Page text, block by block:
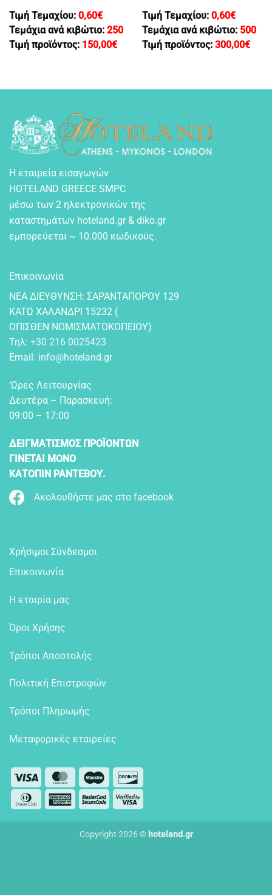
Τιμή Τεμαχίου: 0,60€
Τεμάχια ανά κιβώτιο: 250
Τιμή προϊόντος: 150,00€
Τιμή Τεμαχίου: 0,60€
Τεμάχια ανά κιβώτιο: 500
Τιμή προϊόντος: 300,00€
Η εταιρεία εισαγωγών
HOTELAND GREECE SMPC
μέσω των 2 ηλεκτρονικών της
καταστημάτων hoteland.gr & diko.gr
εμπορεύεται ~ 10.000 κωδικούς.
Επικοινωνία
NEA ΔIEYΘYNΣH: ΣAPANTAΠOPOY 129
KATΩ XAΛANΔPI 15232 (
OΠIΣΘEN NOMIΣMATOKOΠEIOY)
Τηλ: +30 216 0025423
Email: info@hoteland.gr
‘Ωρες Λειτουργίας
Δευτέρα – Παρασκευή:
09:00 – 17:00
ΔΕΙΓΜΑΤΙΣΜΟΣ ΠΡΟΪΟΝΤΩΝ
ΓΙΝΕΤΑΙ ΜΟΝΟ
ΚΑΤΟΠΙΝ ΡΑΝΤΕΒΟΥ.
Ακολουθήστε μας στο facebook
Χρήσιμοι Σύνδεσμοι
Επικοινωνία
Η εταιρία μας
Όροι Χρήσης
Τρόποι Αποστολής
Πολιτική Επιστροφών
Τρόποι Πληρωμής
Μεταφορικές εταιρείες
Visa MasterCardMaestro
Dinners
Club
American
Express
MasterCard
2
Visa
2
Copyright 2026 © hoteland.gr